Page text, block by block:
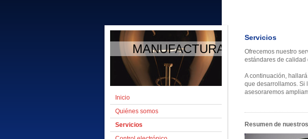
MANUFACTURAS Y
Inicio
Quiénes somos
Servicios
Servicios
Ofrecemos nuestro
estándares de
A continuación,
que desarrollamos. Si
asesoraremos
Resumen de